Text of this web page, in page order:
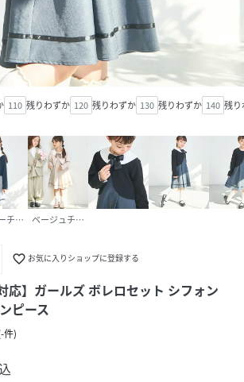
110 残りわずか 120 残りわずか 130 残りわずか 140 残り
チェック88ベージュチェック50
favorite_border お気に入りショップに登録する
応】ガールズ ボレロセット シフォン
ピース
-件)